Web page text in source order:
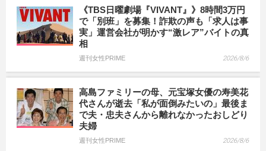
《TBS日曜劇場『VIVANT』》8時間3万円
で「別班」を募集！詐欺の声も「求人は事
実」運営会社が明かす“激レア”バイトの真
相
週刊女性PRIME 2026/8/6
高島ファミリーの母、元宝塚女優の寿美花
代さんが逝去「私が面倒みたいの」最後ま
で夫・忠夫さんから離れなかったおしどり
夫婦
週刊女性PRIME 2026/8/6